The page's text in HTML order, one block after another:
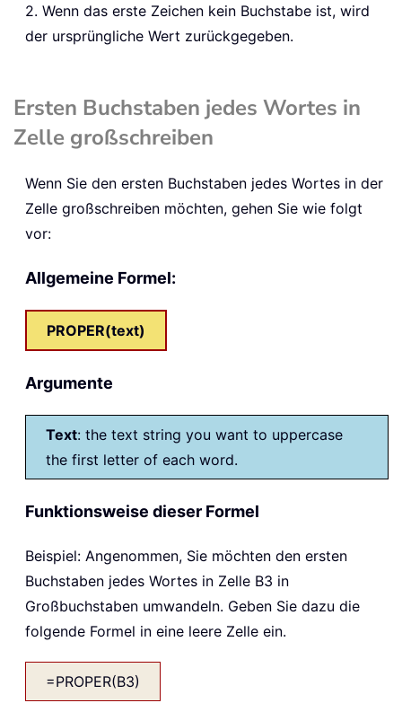
2. Wenn das erste Zeichen kein Buchstabe ist, wird
der ursprüngliche Wert zurückgegeben.
Ersten Buchstaben jedes Wortes in
Zelle großschreiben
Wenn Sie den ersten Buchstaben jedes Wortes in der
Zelle großschreiben möchten, gehen Sie wie folgt
vor:
Allgemeine Formel:
PROPER(text)
Argumente
Text: the text string you want to uppercase
the first letter of each word.
Funktionsweise dieser Formel
Beispiel: Angenommen, Sie möchten den ersten
Buchstaben jedes Wortes in Zelle B3 in
Großbuchstaben umwandeln. Geben Sie dazu die
folgende Formel in eine leere Zelle ein.
=PROPER(B3)